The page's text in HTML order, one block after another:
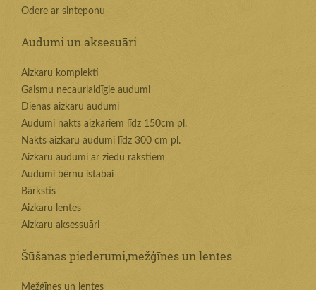
Odere ar sinteponu
Audumi un aksesuāri
Aizkaru komplekti
Gaismu necaurlaidīgie audumi
Dienas aizkaru audumi
Audumi nakts aizkariem līdz 150cm pl.
Nakts aizkaru audumi līdz 300 cm pl.
Aizkaru audumi ar ziedu rakstiem
Audumi bērnu istabai
Bārkstis
Aizkaru lentes
Aizkaru aksessuāri
Šūšanas piederumi,mežģīnes un lentes
Mežģīnes un lentes